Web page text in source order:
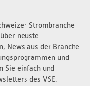
Strombranche
neuste
News aus der Branche
und
Sie einfach und
des VSE.